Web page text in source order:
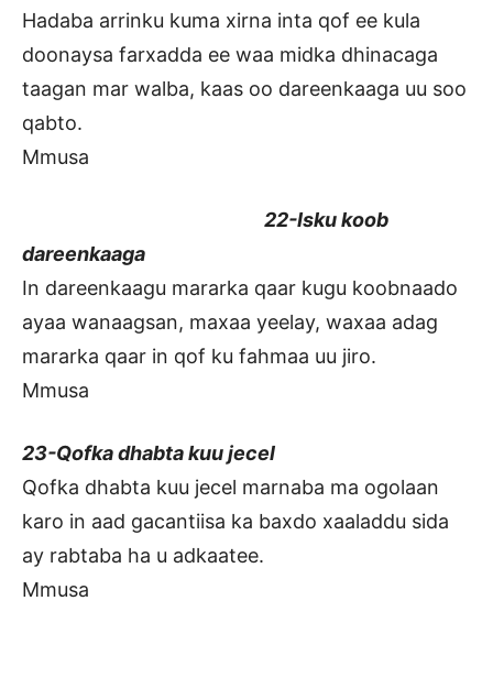
Hadaba arrinku kuma xirna inta qof ee kula
doonaysa farxadda ee waa midka dhinacaga
taagan mar walba, kaas oo dareenkaaga uu soo
qabto.
Mmusa
22-Isku koob
dareenkaaga
In dareenkaagu mararka qaar kugu koobnaado
ayaa wanaagsan, maxaa yeelay, waxaa adag
mararka qaar in qof ku fahmaa uu jiro.
Mmusa
23-Qofka dhabta kuu jecel
Qofka dhabta kuu jecel marnaba ma ogolaan
karo in aad gacantiisa ka baxdo xaaladdu sida
ay rabtaba ha u adkaatee.
Mmusa